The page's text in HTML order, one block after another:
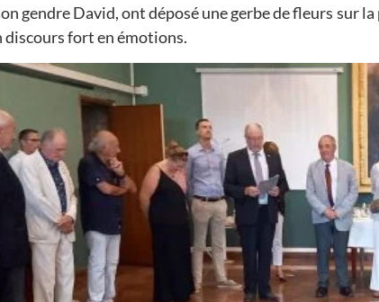
gendre David, ont déposé une gerbe de fleurs sur
discours fort en émotions.